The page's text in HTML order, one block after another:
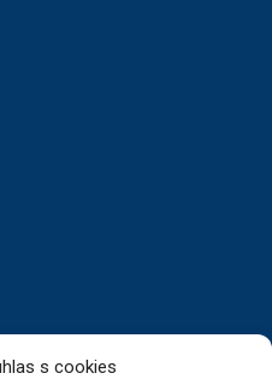
s cookies